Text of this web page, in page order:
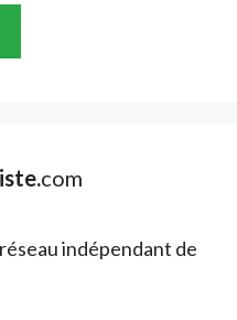
com
indépendant de